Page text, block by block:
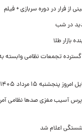
از فرار در دوره سربازی + فیلم
در شب
بازار طلا
تجمعات نظامی وابسته
۱۵ مرداد ۱۴۰۵ + جدول
آسیب مغزی صدها نظامی
اعلام شد